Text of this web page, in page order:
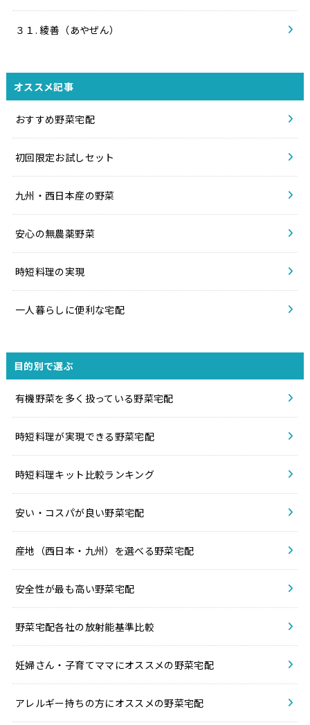
３１. 綾善（あやぜん）
オススメ記事
おすすめ野菜宅配
初回限定お試しセット
九州・西日本産の野菜
安心の無農薬野菜
時短料理の実現
一人暮らしに便利な宅配
目的別で選ぶ
有機野菜を多く扱っている野菜宅配
時短料理が実現できる野菜宅配
時短料理キット比較ランキング
安い・コスパが良い野菜宅配
産地（西日本・九州）を選べる野菜宅配
安全性が最も高い野菜宅配
野菜宅配各社の放射能基準比較
妊婦さん・子育てママにオススメの野菜宅配
アレルギー持ちの方にオススメの野菜宅配